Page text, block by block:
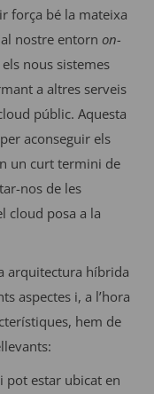
força bé la mateixa
nostre entorn on-
nous sistemes
a altres serveis
públic. Aquesta
aconseguir els
un curt termini de
nos de les
cloud posa a la
arquitectura híbrida
aspectes i, a l’hora
hem de
pot estar ubicat en